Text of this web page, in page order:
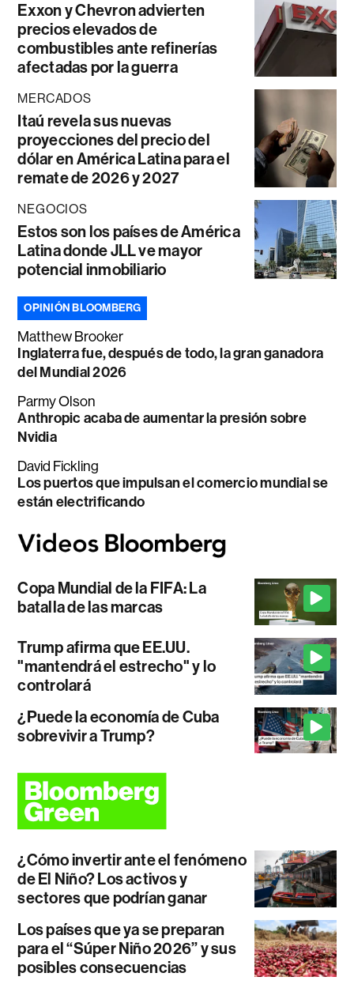
Exxon y Chevron advierten
precios elevados de
combustibles ante refinerías
afectadas por la guerra
MERCADOS
Itaú revela sus nuevas
proyecciones del precio del
dólar en América Latina para el
remate de 2026 y 2027
NEGOCIOS
Estos son los países de América
Latina donde JLL ve mayor
potencial inmobiliario
OPINIÓN BLOOMBERG
Matthew Brooker
Inglaterra fue, después de todo, la gran ganadora
del Mundial 2026
Parmy Olson
Anthropic acaba de aumentar la presión sobre
Nvidia
David Fickling
Los puertos que impulsan el comercio mundial se
están electrificando
Copa Mundial de la FIFA: La
batalla de las marcas
Trump afirma que EE.UU.
"mantendrá el estrecho" y lo
controlará
¿Puede la economía de Cuba
sobrevivir a Trump?
¿Cómo invertir ante el fenómeno
de El Niño? Los activos y
sectores que podrían ganar
Los países que ya se preparan
para el “Súper Niño 2026” y sus
posibles consecuencias